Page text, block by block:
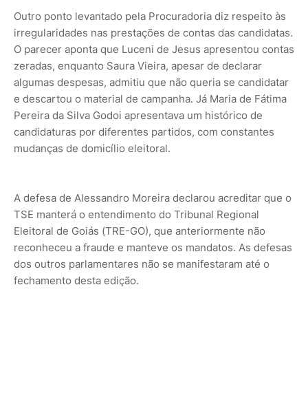
Outro ponto levantado pela Procuradoria diz respeito às
irregularidades nas prestações de contas das candidatas.
O parecer aponta que Luceni de Jesus apresentou contas
zeradas, enquanto Saura Vieira, apesar de declarar
algumas despesas, admitiu que não queria se candidatar
e descartou o material de campanha. Já Maria de Fátima
Pereira da Silva Godoi apresentava um histórico de
candidaturas por diferentes partidos, com constantes
mudanças de domicílio eleitoral.
A defesa de Alessandro Moreira declarou acreditar que o
TSE manterá o entendimento do Tribunal Regional
Eleitoral de Goiás (TRE-GO), que anteriormente não
reconheceu a fraude e manteve os mandatos. As defesas
dos outros parlamentares não se manifestaram até o
fechamento desta edição.